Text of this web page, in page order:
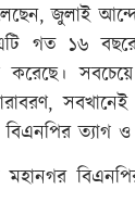
জুলাই
গত ১৬
করেছে।
ত্যাগ ও
মহানগর